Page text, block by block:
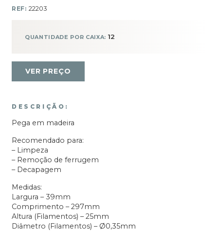
REF: 22203
QUANTIDADE POR CAIXA: 12
VER PREÇO
DESCRIÇÃO:
Pega em madeira
Recomendado para:
– Limpeza
– Remoção de ferrugem
– Decapagem
Medidas:
Largura – 39mm
Comprimento – 297mm
Altura (Filamentos) – 25mm
Diâmetro (Filamentos) – Ø0,35mm